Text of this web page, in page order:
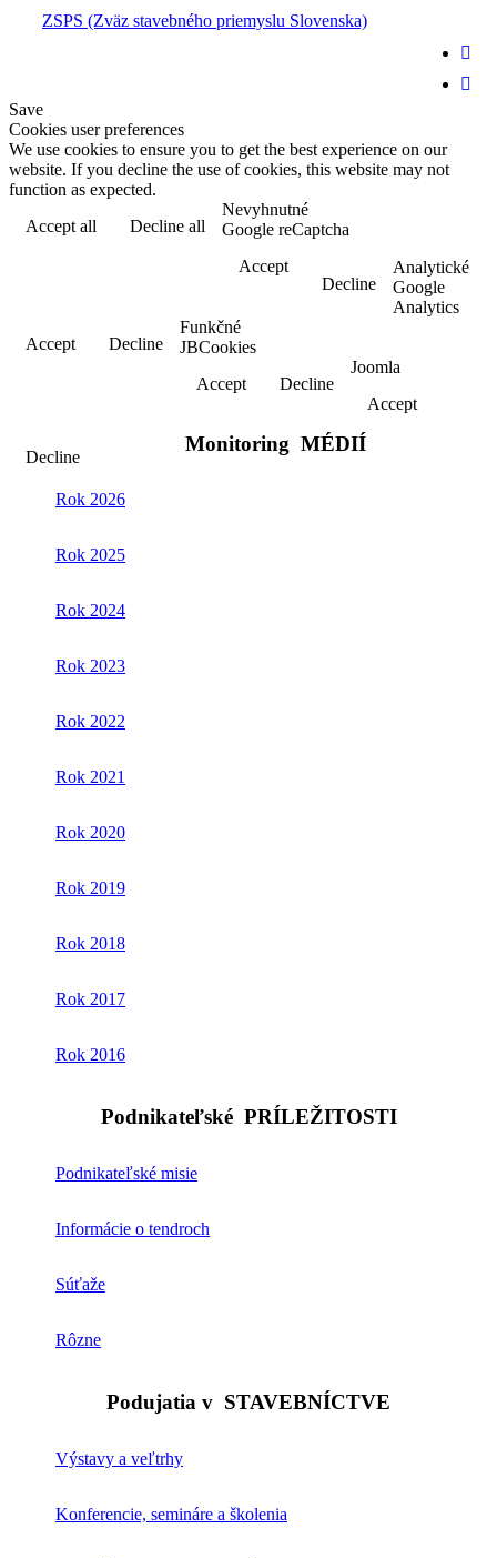
Save
Cookies user preferences
We use cookies to ensure you to get the best experience on our
website. If you decline the use of cookies, this website may not
function as expected.
Accept all
Decline all
Nevyhnutné
Google reCaptcha
Accept
Decline
Analytické
Google
Analytics
Accept
Decline
Funkčné
JBCookies
Accept
Decline
Joomla
Accept
Decline
ZSPS (Zväz stavebného priemyslu Slovenska)


Monitoring MÉDIÍ
Rok 2026
Rok 2025
Rok 2024
Rok 2023
Rok 2022
Rok 2021
Rok 2020
Rok 2019
Rok 2018
Rok 2017
Rok 2016
Podnikateľské PRÍLEŽITOSTI
Podnikateľské misie
Informácie o tendroch
Súťaže
Rôzne
Podujatia v STAVEBNÍCTVE
Výstavy a veľtrhy
Konferencie, semináre a školenia